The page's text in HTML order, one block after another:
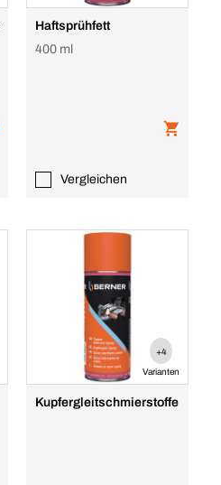
Haftsprühfett
400 ml
Vergleichen
+4
Varianten
Kupfergleitschmierstoffe